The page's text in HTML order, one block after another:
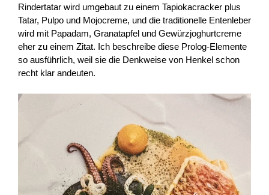
Rindertatar wird umgebaut zu einem Tapiokacracker plus
Tatar, Pulpo und Mojocreme, und die traditionelle Entenleber
wird mit Papadam, Granatapfel und Gewürzjoghurtcreme
eher zu einem Zitat. Ich beschreibe diese Prolog-Elemente
so ausführlich, weil sie die Denkweise von Henkel schon
recht klar andeuten.